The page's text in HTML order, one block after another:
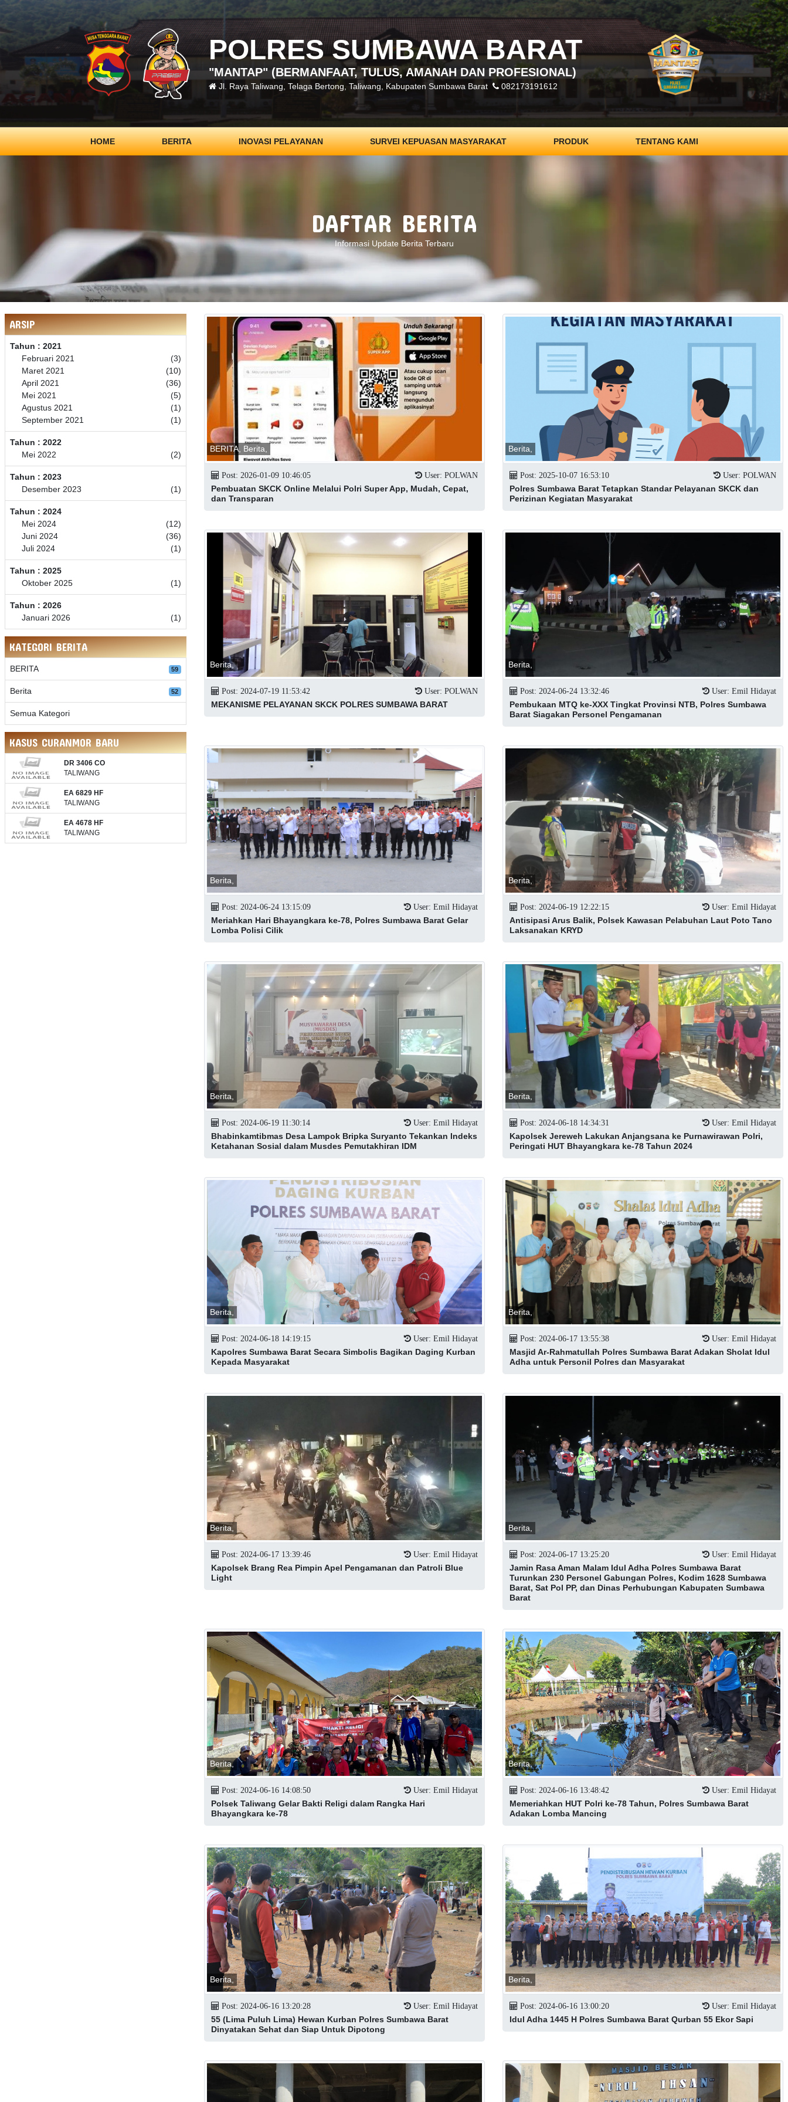
POLRES SUMBAWA BARAT
"MANTAP" (BERMANFAAT, TULUS, AMANAH DAN PROFESIONAL)
Jl. Raya Taliwang, Telaga Bertong, Taliwang, Kabupaten Sumbawa Barat 082173191612
HOME BERITA INOVASI PELAYANAN SURVEI KEPUASAN MASYARAKAT PRODUK TENTANG KAMI
DAFTAR BERITA
Informasi Update Berita Terbaru
ARSIP
Tahun : 2021
Februari 2021
(3)
Maret 2021
(10)
April 2021
(36)
Mei 2021
(5)
Agustus 2021
(1)
September 2021
(1)
Tahun : 2022
Mei 2022
(2)
Tahun : 2023
Desember 2023
(1)
Tahun : 2024
Mei 2024
(12)
Juni 2024
(36)
Juli 2024
(1)
Tahun : 2025
Oktober 2025
(1)
Tahun : 2026
Januari 2026
(1)
KATEGORI BERITA
BERITA 59
Berita 52
Semua Kategori
KASUS CURANMOR BARU
DR 3406 CO
TALIWANG
EA 6829 HF
TALIWANG
EA 4678 HF
TALIWANG
BERITA, Berita,
Post: 2026-01-09 10:46:05 User: POLWAN
Pembuatan SKCK Online Melalui Polri Super App, Mudah, Cepat,
dan Transparan
Berita,
Post: 2025-10-07 16:53:10 User: POLWAN
Polres Sumbawa Barat Tetapkan Standar Pelayanan SKCK dan
Perizinan Kegiatan Masyarakat
Berita,
Post: 2024-07-19 11:53:42 User: POLWAN
MEKANISME PELAYANAN SKCK POLRES SUMBAWA BARAT
Berita,
Post: 2024-06-24 13:32:46 User: Emil Hidayat
Pembukaan MTQ ke-XXX Tingkat Provinsi NTB, Polres Sumbawa
Barat Siagakan Personel Pengamanan
Berita,
Post: 2024-06-24 13:15:09 User: Emil Hidayat
Meriahkan Hari Bhayangkara ke-78, Polres Sumbawa Barat Gelar
Lomba Polisi Cilik
Berita,
Post: 2024-06-19 12:22:15 User: Emil Hidayat
Antisipasi Arus Balik, Polsek Kawasan Pelabuhan Laut Poto Tano
Laksanakan KRYD
Berita,
Post: 2024-06-19 11:30:14 User: Emil Hidayat
Bhabinkamtibmas Desa Lampok Bripka Suryanto Tekankan Indeks
Ketahanan Sosial dalam Musdes Pemutakhiran IDM
Berita,
Post: 2024-06-18 14:34:31 User: Emil Hidayat
Kapolsek Jereweh Lakukan Anjangsana ke Purnawirawan Polri,
Peringati HUT Bhayangkara ke-78 Tahun 2024
Berita,
Post: 2024-06-18 14:19:15 User: Emil Hidayat
Kapolres Sumbawa Barat Secara Simbolis Bagikan Daging Kurban
Kepada Masyarakat
Berita,
Post: 2024-06-17 13:55:38 User: Emil Hidayat
Masjid Ar-Rahmatullah Polres Sumbawa Barat Adakan Sholat Idul
Adha untuk Personil Polres dan Masyarakat
Berita,
Post: 2024-06-17 13:39:46 User: Emil Hidayat
Kapolsek Brang Rea Pimpin Apel Pengamanan dan Patroli Blue
Light
Berita,
Post: 2024-06-17 13:25:20 User: Emil Hidayat
Jamin Rasa Aman Malam Idul Adha Polres Sumbawa Barat
Turunkan 230 Personel Gabungan Polres, Kodim 1628 Sumbawa
Barat, Sat Pol PP, dan Dinas Perhubungan Kabupaten Sumbawa
Barat
Berita,
Post: 2024-06-16 14:08:50 User: Emil Hidayat
Polsek Taliwang Gelar Bakti Religi dalam Rangka Hari
Bhayangkara ke-78
Berita,
Post: 2024-06-16 13:48:42 User: Emil Hidayat
Memeriahkan HUT Polri ke-78 Tahun, Polres Sumbawa Barat
Adakan Lomba Mancing
Berita,
Post: 2024-06-16 13:20:28 User: Emil Hidayat
55 (Lima Puluh Lima) Hewan Kurban Polres Sumbawa Barat
Dinyatakan Sehat dan Siap Untuk Dipotong
Berita,
Post: 2024-06-16 13:00:20 User: Emil Hidayat
Idul Adha 1445 H Polres Sumbawa Barat Qurban 55 Ekor Sapi